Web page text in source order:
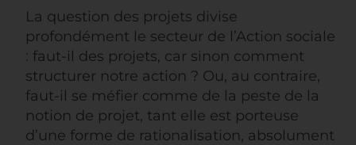
La question des projets divise
profondément le secteur de l’Action sociale
: faut-il des projets, car sinon comment
structurer notre action ? Ou, au contraire,
faut-il se méfier comme de la peste de la
notion de projet, tant elle est porteuse
d’une forme de rationalisation, absolument